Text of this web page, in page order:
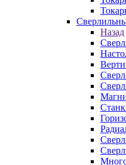
Назад